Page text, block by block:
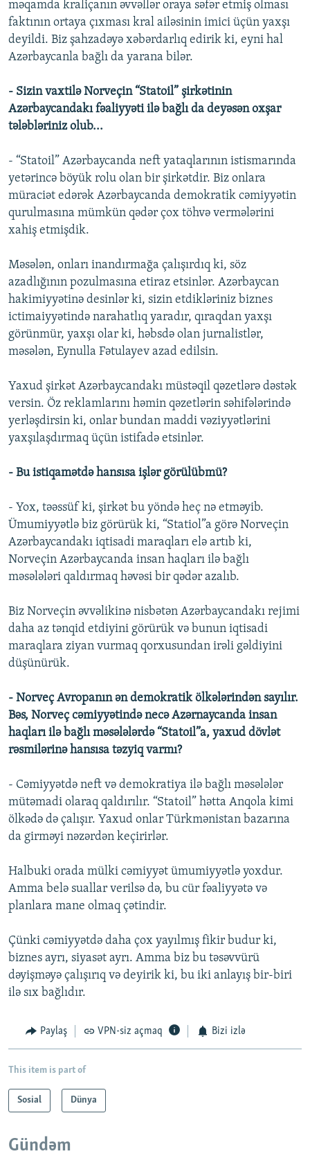
məqamda kraliçanın əvvəllər oraya səfər etmiş olması
faktının ortaya çıxması kral ailəsinin imici üçün yaxşı
deyildi. Biz şahzadəyə xəbərdarlıq edirik ki, eyni hal
Azərbaycanla bağlı da yarana bilər.
- Sizin vaxtilə Norveçin “Statoil” şirkətinin
Azərbaycandakı fəaliyyəti ilə bağlı da deyəsən oxşar
tələbləriniz olub...
- “Statoil” Azərbaycanda neft yataqlarının istismarında
yetərincə böyük rolu olan bir şirkətdir. Biz onlara
müraciət edərək Azərbaycanda demokratik cəmiyyətin
qurulmasına mümkün qədər çox töhvə vermələrini
xahiş etmişdik.
Məsələn, onları inandırmağa çalışırdıq ki, söz
azadlığının pozulmasına etiraz etsinlər. Azərbaycan
hakimiyyətinə desinlər ki, sizin etdikləriniz biznes
ictimaiyyətində narahatlıq yaradır, qıraqdan yaxşı
görünmür, yaxşı olar ki, həbsdə olan jurnalistlər,
məsələn, Eynulla Fətulayev azad edilsin.
Yaxud şirkət Azərbaycandakı müstəqil qəzetlərə dəstək
versin. Öz reklamlarını həmin qəzetlərin səhifələrində
yerləşdirsin ki, onlar bundan maddi vəziyyətlərini
yaxşılaşdırmaq üçün istifadə etsinlər.
- Bu istiqamətdə hansısa işlər görülübmü?
- Yox, təəssüf ki, şirkət bu yöndə heç nə etməyib.
Ümumiyyətlə biz görürük ki, “Statiol”a görə Norveçin
Azərbaycandakı iqtisadi maraqları elə artıb ki,
Norveçin Azərbaycanda insan haqları ilə bağlı
məsələləri qaldırmaq həvəsi bir qədər azalıb.
Biz Norveçin əvvəlikinə nisbətən Azərbaycandakı rejimi
daha az tənqid etdiyini görürük və bunun iqtisadi
maraqlara ziyan vurmaq qorxusundan irəli gəldiyini
düşünürük.
- Norveç Avropanın ən demokratik ölkələrindən sayılır.
Bəs, Norveç cəmiyyətində necə Azərnaycanda insan
haqları ilə bağlı məsələlərdə “Statoil”a, yaxud dövlət
rəsmilərinə hansısa təzyiq varmı?
- Cəmiyyətdə neft və demokratiya ilə bağlı məsələlər
mütəmadi olaraq qaldırılır. “Statoil” hətta Anqola kimi
ölkədə də çalışır. Yaxud onlar Türkmənistan bazarına
da girməyi nəzərdən keçirirlər.
Halbuki orada mülki cəmiyyət ümumiyyətlə yoxdur.
Amma belə suallar verilsə də, bu cür fəaliyyətə və
planlara mane olmaq çətindir.
Çünki cəmiyyətdə daha çox yayılmış fikir budur ki,
biznes ayrı, siyasət ayrı. Amma biz bu təsəvvürü
dəyişməyə çalışırıq və deyirik ki, bu iki anlayış bir-biri
ilə sıx bağlıdır.
Paylaş VPN-siz açmaq Bizi izlə
This item is part of
Sosial Dünya
Gündəm